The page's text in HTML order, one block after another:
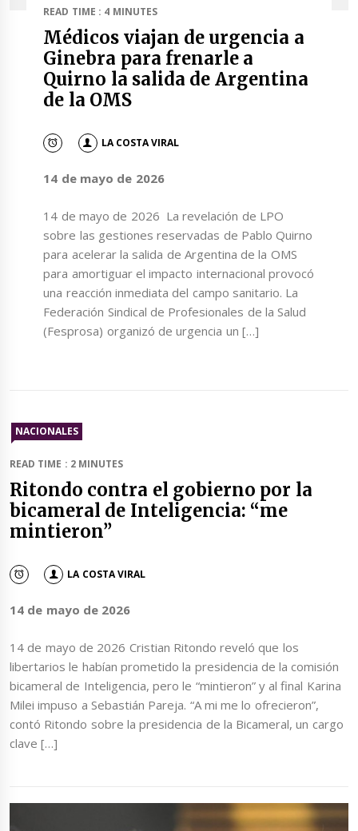
READ TIME : 4 MINUTES
Médicos viajan de urgencia a
Ginebra para frenarle a
Quirno la salida de Argentina
de la OMS
LA COSTA VIRAL
14 de mayo de 2026
14 de mayo de 2026 La revelación de LPO
sobre las gestiones reservadas de Pablo Quirno
para acelerar la salida de Argentina de la OMS
para amortiguar el impacto internacional provocó
una reacción inmediata del campo sanitario. La
Federación Sindical de Profesionales de la Salud
(Fesprosa) organizó de urgencia un […]
NACIONALES
READ TIME : 2 MINUTES
Ritondo contra el gobierno por la
bicameral de Inteligencia: “me
mintieron”
LA COSTA VIRAL
14 de mayo de 2026
14 de mayo de 2026 Cristian Ritondo reveló que los
libertarios le habían prometido la presidencia de la comisión
bicameral de Inteligencia, pero le “mintieron” y al final Karina
Milei impuso a Sebastián Pareja. “A mi me lo ofrecieron”,
contó Ritondo sobre la presidencia de la Bicameral, un cargo
clave […]